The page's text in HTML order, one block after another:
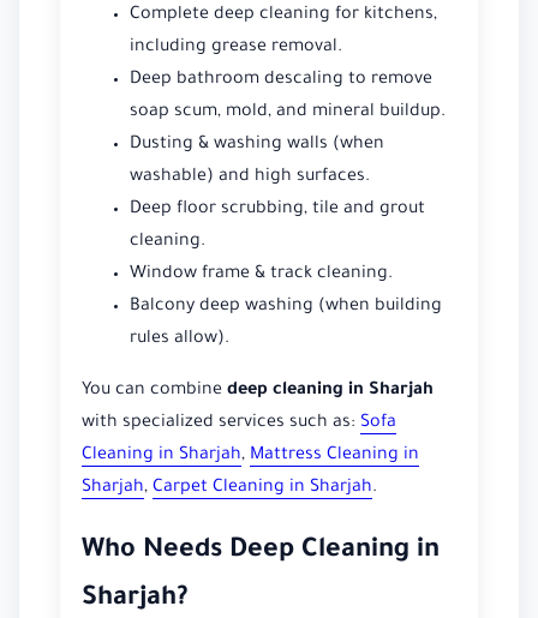
Complete deep cleaning for kitchens,
including grease removal.
Deep bathroom descaling to remove
soap scum, mold, and mineral buildup.
Dusting & washing walls (when
washable) and high surfaces.
Deep floor scrubbing, tile and grout
cleaning.
Window frame & track cleaning.
Balcony deep washing (when building
rules allow).
You can combine deep cleaning in Sharjah
with specialized services such as: Sofa
Cleaning in Sharjah, Mattress Cleaning in
Sharjah, Carpet Cleaning in Sharjah.
Who Needs Deep Cleaning in
Sharjah?